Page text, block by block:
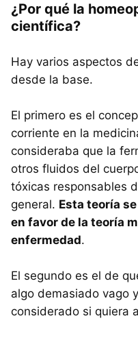
¿Por qué la
científica?
Hay varios aspectos
desde la base.
El primero es el
corriente en la
consideraba que la
otros fluidos del
tóxicas responsables
general. Esta teoría
en favor de la teoría
enfermedad.
El segundo es el de
algo demasiado vago
considerado si quiera